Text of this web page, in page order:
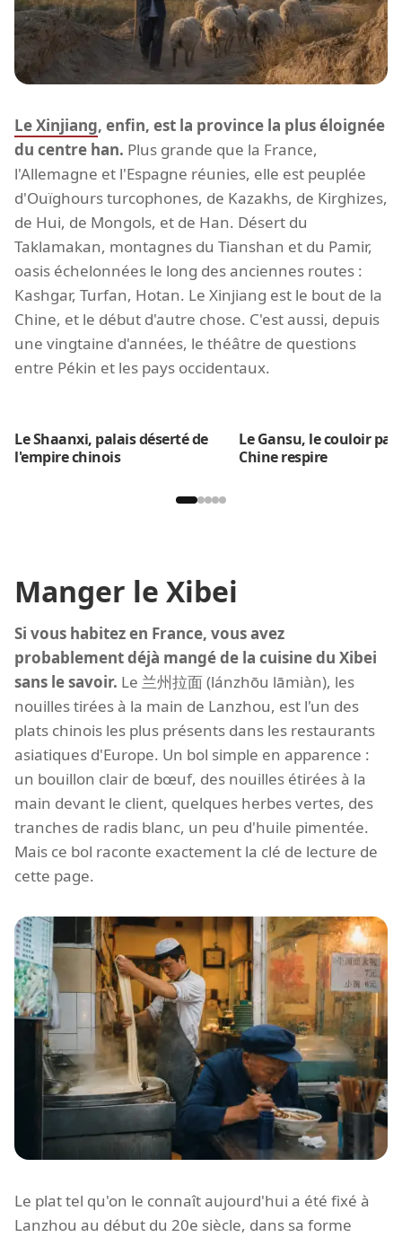
Le Xinjiang, enfin, est la province la plus éloignée
du centre han. Plus grande que la France,
l'Allemagne et l'Espagne réunies, elle est peuplée
d'Ouïghours turcophones, de Kazakhs, de Kirghizes,
de Hui, de Mongols, et de Han. Désert du
Taklamakan, montagnes du Tianshan et du Pamir,
oasis échelonnées le long des anciennes routes :
Kashgar, Turfan, Hotan. Le Xinjiang est le bout de la
Chine, et le début d'autre chose. C'est aussi, depuis
une vingtaine d'années, le théâtre de questions
entre Pékin et les pays occidentaux.
Le Shaanxi, palais déserté de
l'empire chinois
Le Gansu, le couloir par
Chine respire
Manger le Xibei
Si vous habitez en France, vous avez
probablement déjà mangé de la cuisine du Xibei
sans le savoir. Le 兰州拉面 (lánzhōu lāmiàn), les
nouilles tirées à la main de Lanzhou, est l'un des
plats chinois les plus présents dans les restaurants
asiatiques d'Europe. Un bol simple en apparence :
un bouillon clair de bœuf, des nouilles étirées à la
main devant le client, quelques herbes vertes, des
tranches de radis blanc, un peu d'huile pimentée.
Mais ce bol raconte exactement la clé de lecture de
cette page.
Le plat tel qu'on le connaît aujourd'hui a été fixé à
Lanzhou au début du 20e siècle, dans sa forme